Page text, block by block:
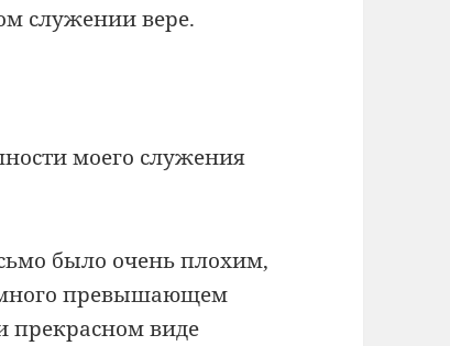
служении вере.
моего служения
было очень плохим,
превышающем
прекрасном виде